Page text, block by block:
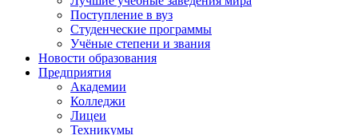
Поступление в вуз
Студенческие программы
Учёные степени и звания
Новости образования
Предприятия
Академии
Колледжи
Лицеи
Техникумы